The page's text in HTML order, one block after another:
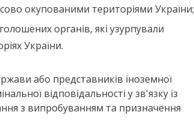
окупованими територіями України;
органів, які узурпували
України.
або представників іноземної
відповідальності у зв'язку із
з випробуванням та призначення